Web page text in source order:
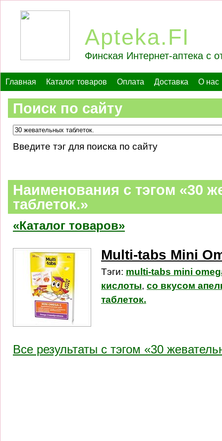
Apteka.FI
Финская Интернет-аптека с
Главная Каталог товаров Оплата Доставка О нас
Поиск по сайту
Введите тэг для поиска по сайту
Наименования c тэгом «30
таблеток.»
«Каталог товаров»
Multi-tabs Mini
Тэги: multi-tabs mini
кислоты, со вкусом
таблеток.
Все результаты c тэгом «30